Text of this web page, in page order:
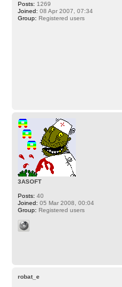
Posts: 1269
Joined: 08 Apr 2007, 07:34
Group: Registered users
3ASOFT
Posts: 40
Joined: 05 Mar 2008, 00:04
Group: Registered users
robat_e